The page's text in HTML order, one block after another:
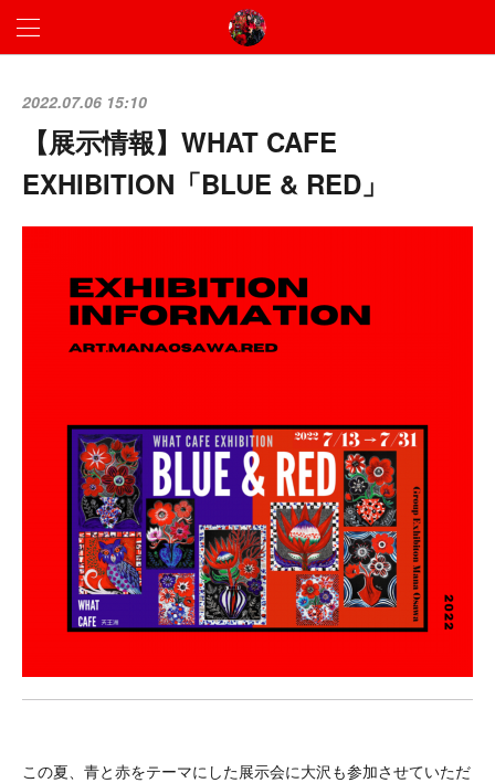
2022.07.06 15:10
【展示情報】WHAT CAFE
EXHIBITION「BLUE & RED」
この夏、青と赤をテーマにした展示会に大沢も参加させていただ